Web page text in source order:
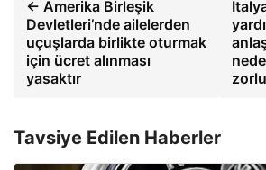
← Amerika Birleşik
Devletleri’nde ailelerden
uçuşlarda birlikte oturmak
için ücret alınması
yasaktır
Tavsiye Edilen Haberler